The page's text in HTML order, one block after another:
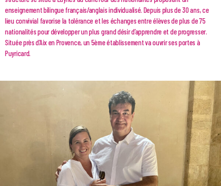
enseignement bilingue français/anglais individualisé. Depuis plus de 30 ans, ce
lieu convivial favorise la tolérance et les échanges entre élèves de plus de 75
nationalités pour développer un plus grand désir d’apprendre et de progresser.
Située près d’Aix en Provence, un 5ème établissement va ouvrir ses portes à
Puyricard.